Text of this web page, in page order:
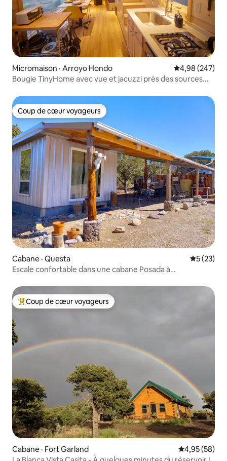
Micromaison · Arroyo Hondo Note
4,98 (247)
Bougie TinyHome avec vue et jacuzzi près des sources
Coup de cœur voyageurs
Coup de cœur voyageurs
Cabane · Questa Note
5 (23)
Escale confortable dans une cabane Posada à
Coup de cœur voyageurs parmi les plus aimés
Coup de cœur voyageurs
Cabane · Fort Garland Note
4,95 (58)